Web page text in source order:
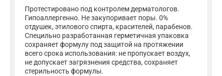
Протестировано под контролем дерматологов.
Гипоаллергенно. Не закупоривает поры. 0%
отдушек, этилового спирта, красителей, парабенов.
Специльно разработанная герметичная упаковка
сохраняет формулу под защитой на протяжении
всего срока использования: не пропускает воздух,
не допускает загрязнения средства, сохраняет
стерильность формулы.